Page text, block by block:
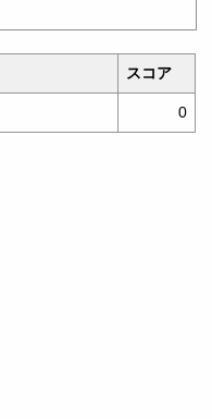
スコア
0